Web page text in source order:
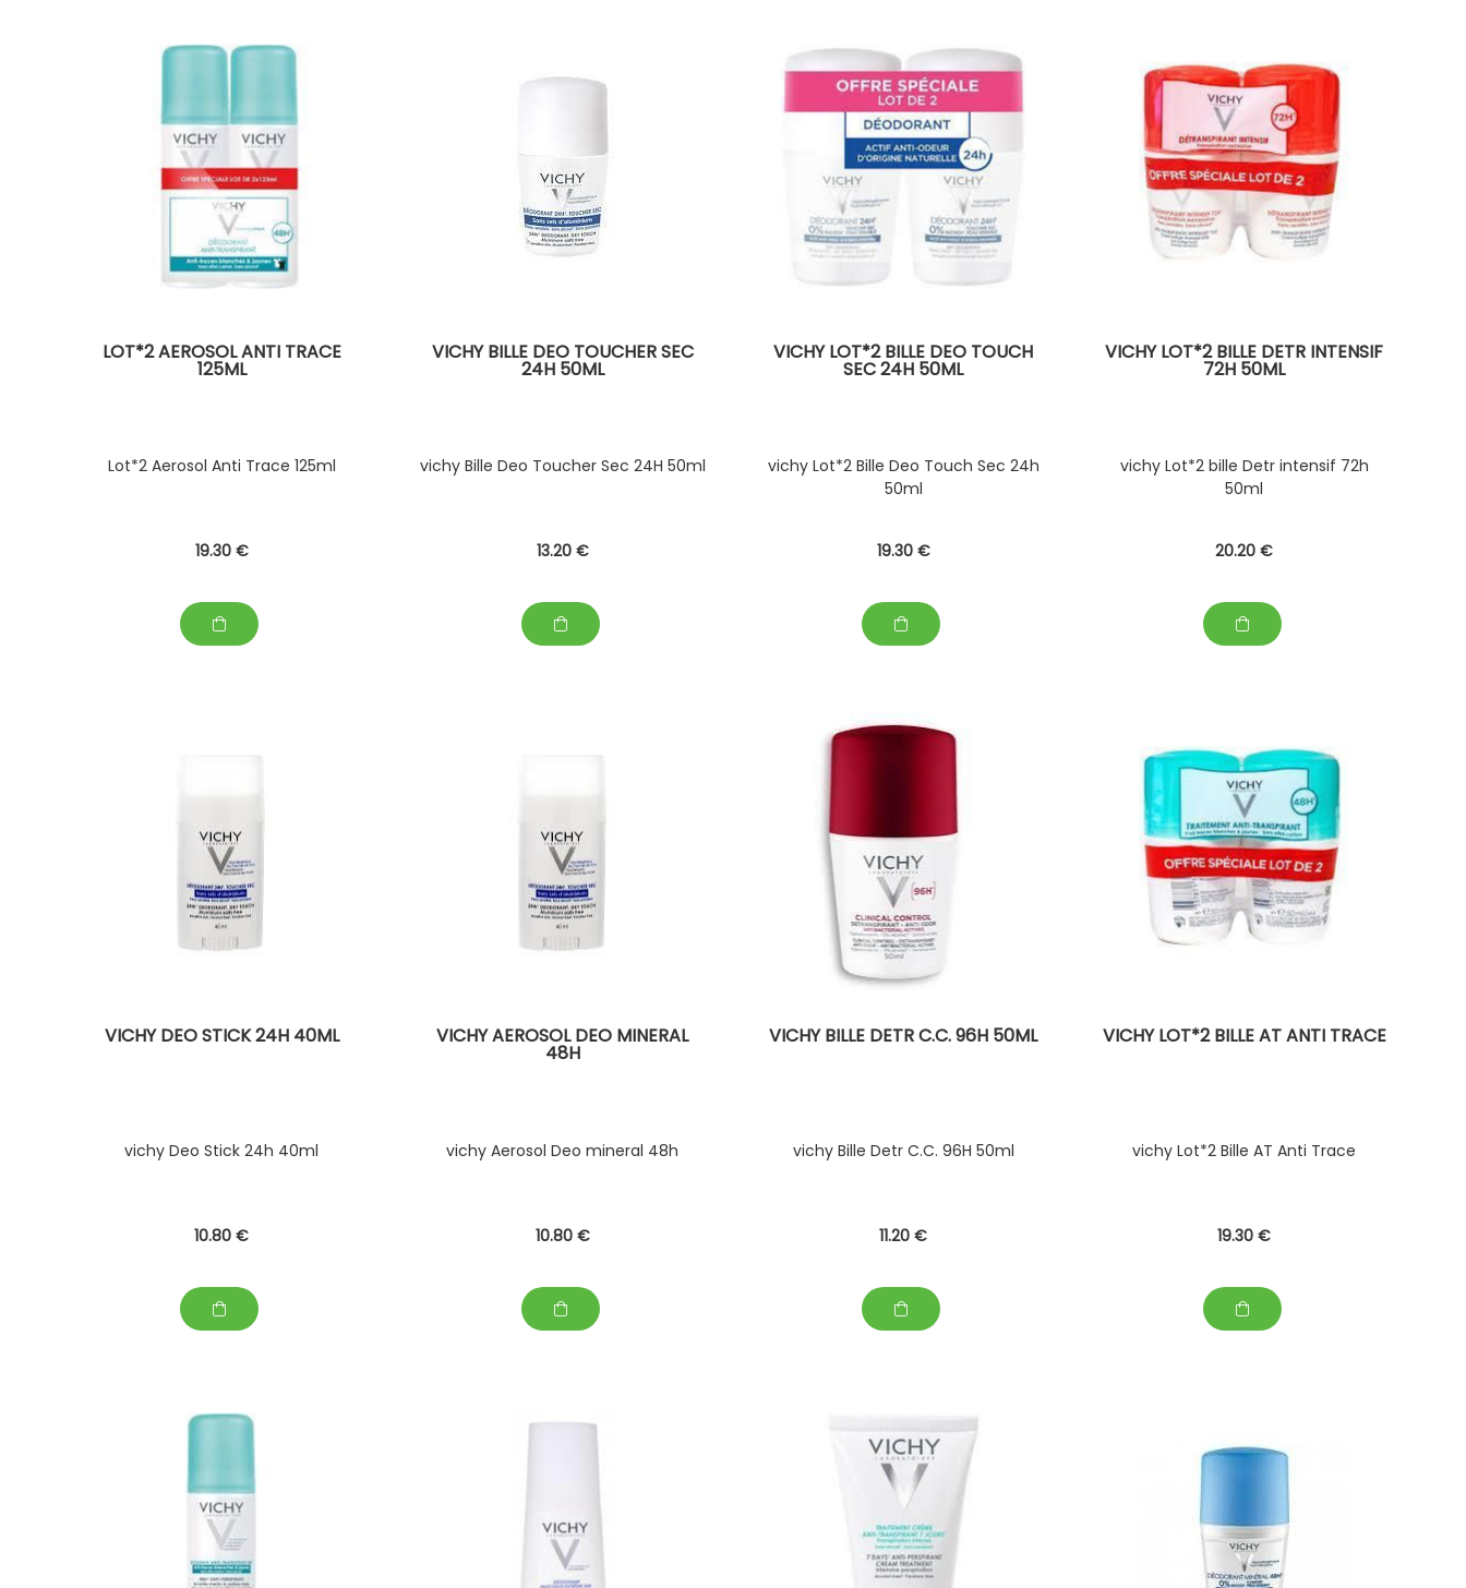
LOT*2 AEROSOL ANTI TRACE
125ML
Lot*2 Aerosol Anti Trace 125ml
19.30 €
VICHY BILLE DEO TOUCHER SEC
24H 50ML
vichy Bille Deo Toucher Sec 24H 50ml
13.20 €
VICHY LOT*2 BILLE DEO TOUCH
SEC 24H 50ML
vichy Lot*2 Bille Deo Touch Sec 24h
50ml
19.30 €
VICHY LOT*2 BILLE DETR INTENSIF
72H 50ML
vichy Lot*2 bille Detr intensif 72h
50ml
20.20 €
VICHY DEO STICK 24H 40ML
vichy Deo Stick 24h 40ml
10.80 €
VICHY AEROSOL DEO MINERAL
48H
vichy Aerosol Deo mineral 48h
10.80 €
VICHY BILLE DETR C.C. 96H 50ML
vichy Bille Detr C.C. 96H 50ml
11.20 €
VICHY LOT*2 BILLE AT ANTI TRACE
vichy Lot*2 Bille AT Anti Trace
19.30 €